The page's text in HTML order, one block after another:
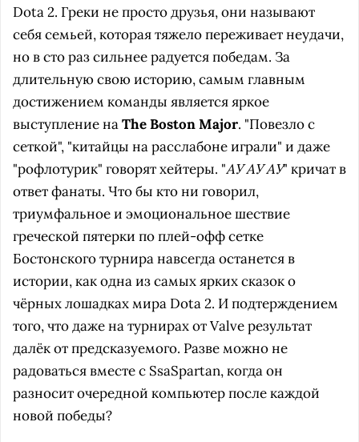
Dota 2. Греки не просто друзья, они называют
себя семьей, которая тяжело переживает неудачи,
но в сто раз сильнее радуется победам. За
длительную свою историю, самым главным
достижением команды является яркое
выступление наThe Boston Major. "Повезло с
сеткой", "китайцы на расслабоне играли" и даже
"рофлотурик" говорят хейтеры. "АУ АУ АУ" кричат в
ответ фанаты. Что бы кто ни говорил,
триумфальное и эмоциональное шествие
греческой пятерки по плей-офф сетке
Бостонского турнира навсегда останется в
истории, как одна из самых ярких сказок о
чёрных лошадках мира Dota 2. И подтерждением
того, что даже на турнирах от Valve результат
далёк от предсказуемого. Разве можно не
радоваться вместе с SsaSpartan, когда он
разносит очередной компьютер после каждой
новой победы?